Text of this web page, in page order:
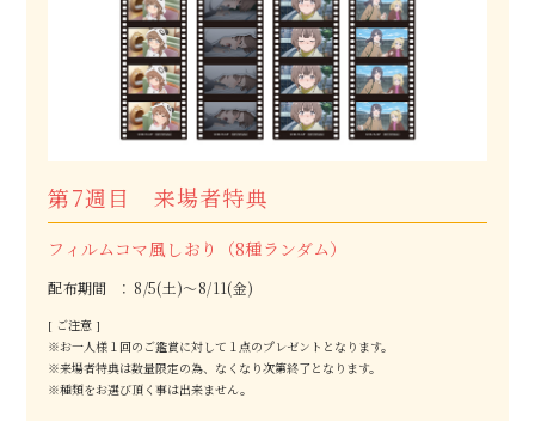
第7週目 来場者特典
フィルムコマ風しおり（8種ランダム）
配布期間 8/5(土)～8/11(金)
[ ご注意 ]
※お一人様１回のご鑑賞に対して１点のプレゼントとなります。
※来場者特典は数量限定の為、なくなり次第終了となります。
※種類をお選び頂く事は出来ません。